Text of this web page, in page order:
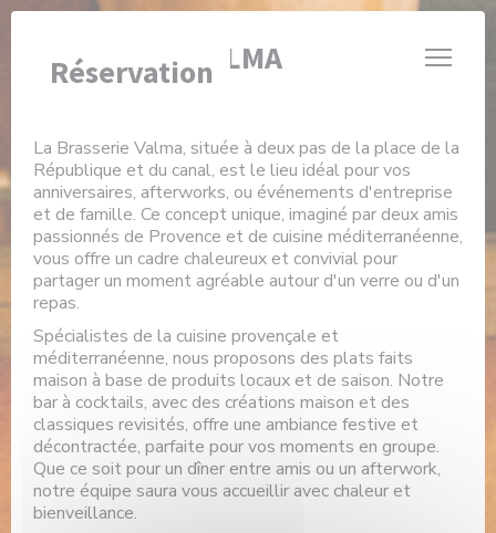
Personnalisation de vos choix en matière de cookies
BRASSERIE VALMA
Réservation
La Brasserie Valma, située à deux pas de la place de la
République et du canal, est le lieu idéal pour vos
anniversaires, afterworks, ou événements d'entreprise
et de famille. Ce concept unique, imaginé par deux amis
passionnés de Provence et de cuisine méditerranéenne,
vous offre un cadre chaleureux et convivial pour
partager un moment agréable autour d'un verre ou d'un
repas.
Spécialistes de la cuisine provençale et
méditerranéenne, nous proposons des plats faits
maison à base de produits locaux et de saison. Notre
bar à cocktails, avec des créations maison et des
classiques revisités, offre une ambiance festive et
décontractée, parfaite pour vos moments en groupe.
Que ce soit pour un dîner entre amis ou un afterwork,
notre équipe saura vous accueillir avec chaleur et
bienveillance.